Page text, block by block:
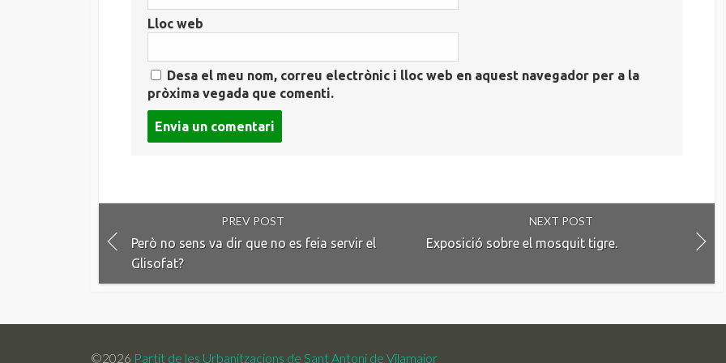
Lloc web
Desa el meu nom, correu electrònic i lloc web en aquest navegador per a la
pròxima vegada que comenti.
PREV POST
Però no sens va dir que no es feia servir el
Glisofat?
NEXT POST
Exposició sobre el mosquit tigre.
©2026 Partit de les Urbanitzacions de Sant Antoni de Vilamajor